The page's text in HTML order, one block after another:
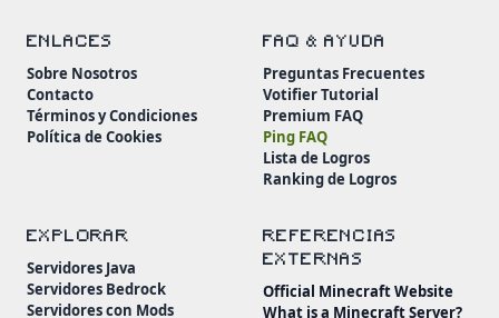
ENLACES
Sobre Nosotros
Contacto
Términos y Condiciones
Política de Cookies
FAQ & AYUDA
Preguntas Frecuentes
Votifier Tutorial
Premium FAQ
Ping FAQ
Lista de Logros
Ranking de Logros
EXPLORAR
Servidores Java
Servidores Bedrock
Servidores con Mods
REFERENCIAS
EXTERNAS
Official Minecraft Website
What is a Minecraft Server?